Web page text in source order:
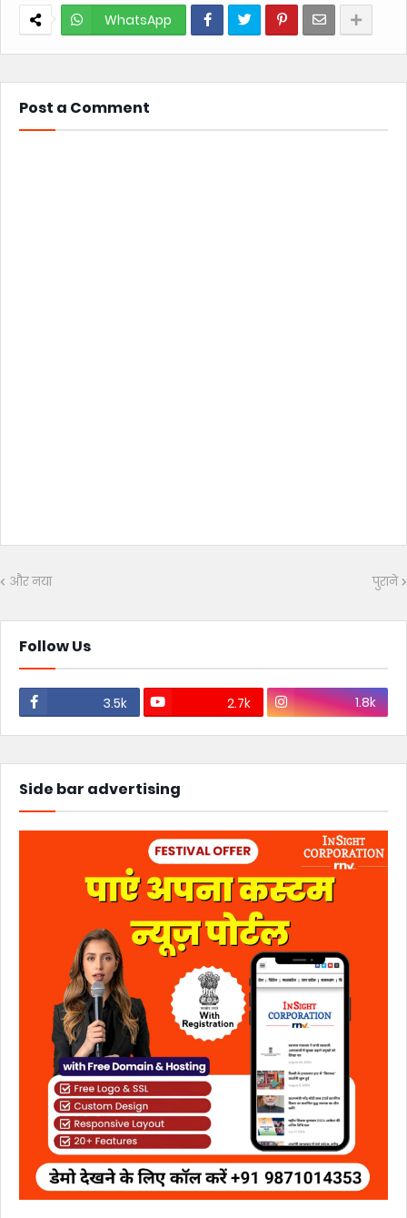
WhatsApp
Post a Comment
और नया पुराने
Follow Us
3.5k 2.7k 1.8k
Side bar advertising